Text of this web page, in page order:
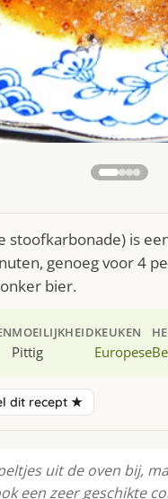
stoofkarbonade) is
genoeg voor 4
bier.
MOEILIJKHEID
Pittig
KEUKEN
Europese
dit recept ★
uit de oven bij,
een zeer geschikte